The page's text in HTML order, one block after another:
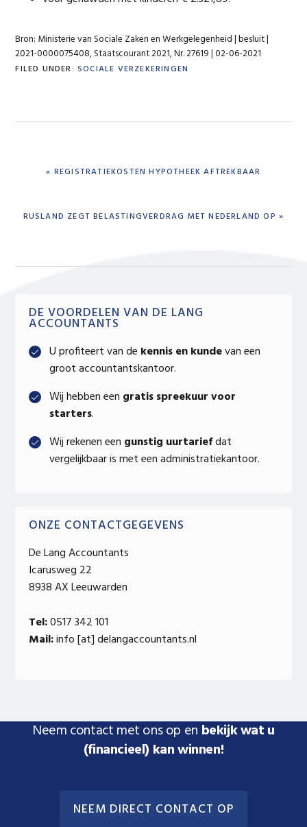
Bron: Ministerie van Sociale Zaken en Werkgelegenheid | besluit |
2021-0000075408, Staatscourant 2021, Nr. 27619 | 02-06-2021
FILED UNDER: SOCIALE VERZEKERINGEN
PREVIOUS
« REGISTRATIEKOSTEN HYPOTHEEK AFTREKBAAR
NEXT
RUSLAND ZEGT BELASTINGVERDRAG MET NEDERLAND OP »
Primary
Sidebar
DE VOORDELEN VAN DE LANG
ACCOUNTANTS
U profiteert van de kennis en kundevan een
groot accountantskantoor.
Wij hebben een gratis spreekuur voor
starters.
Wij rekenen een gunstig uurtariefdat
vergelijkbaar is met een administratiekantoor.
ONZE CONTACTGEGEVENS
De Lang Accountants
Icarusweg 22
8938 AX Leeuwarden
Tel:0517 342 101
Mail:info [at] delangaccountants.nl
Neem contact met ons op en bekijk wat u
(financieel) kan winnen!
NEEM DIRECT CONTACT OP